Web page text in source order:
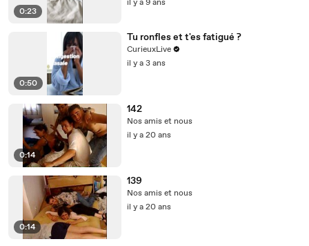
0:23
il y a 9 ans
0:50
Tu ronfles et t'es fatigué ?
CurieuxLive
il y a 3 ans
0:14
142
Nos amis et nous
il y a 20 ans
0:14
139
Nos amis et nous
il y a 20 ans